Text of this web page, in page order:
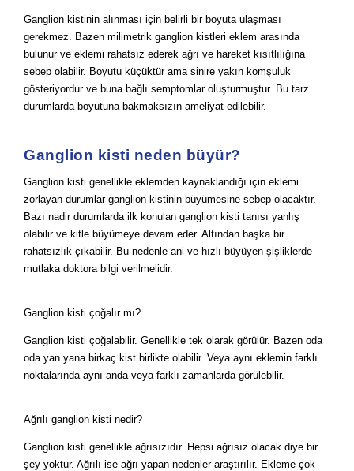
Ganglion kistinin alınması için belirli bir boyuta ulaşması
gerekmez. Bazen milimetrik ganglion kistleri eklem arasında
bulunur ve eklemi rahatsız ederek ağrı ve hareket kısıtlılığına
sebep olabilir. Boyutu küçüktür ama sinire yakın komşuluk
gösteriyordur ve buna bağlı semptomlar oluşturmuştur. Bu tarz
durumlarda boyutuna bakmaksızın ameliyat edilebilir.
Ganglion kisti neden büyür?
Ganglion kisti genellikle eklemden kaynaklandığı için eklemi
zorlayan durumlar ganglion kistinin büyümesine sebep olacaktır.
Bazı nadir durumlarda ilk konulan ganglion kisti tanısı yanlış
olabilir ve kitle büyümeye devam eder. Altından başka bir
rahatsızlık çıkabilir. Bu nedenle ani ve hızlı büyüyen şişliklerde
mutlaka doktora bilgi verilmelidir.
Ganglion kisti çoğalır mı?
Ganglion kisti çoğalabilir. Genellikle tek olarak görülür. Bazen oda
oda yan yana birkaç kist birlikte olabilir. Veya aynı eklemin farklı
noktalarında aynı anda veya farklı zamanlarda görülebilir.
Ağrılı ganglion kisti nedir?
Ganglion kisti genellikle ağrısızıdır. Hepsi ağrısız olacak diye bir
şey yoktur. Ağrılı ise ağrı yapan nedenler araştırılır. Ekleme çok